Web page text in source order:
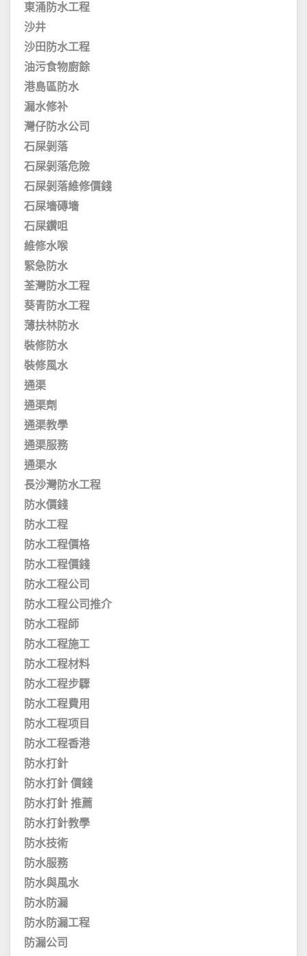
東涌防水工程
沙井
沙田防水工程
油污食物廚餘
港島區防水
漏水修补
灣仔防水公司
石屎剝落
石屎剝落危險
石屎剝落維修價錢
石屎墻磚墻
石屎鑽咀
維修水喉
緊急防水
荃灣防水工程
葵青防水工程
薄扶林防水
裝修防水
裝修風水
通渠
通渠劑
通渠教學
通渠服務
通渠水
長沙灣防水工程
防水價錢
防水工程
防水工程價格
防水工程價錢
防水工程公司
防水工程公司推介
防水工程師
防水工程施工
防水工程材料
防水工程步驟
防水工程費用
防水工程项目
防水工程香港
防水打針
防水打針 價錢
防水打針 推薦
防水打針教學
防水技術
防水服務
防水與風水
防水防漏
防水防漏工程
防漏公司